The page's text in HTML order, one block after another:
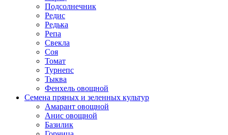
Подсолнечник
Редис
Редька
Репа
Свекла
Соя
Томат
Турнепс
Тыква
Фенхель овощной
Семена пряных и зеленных культур
Амарант овощной
Анис овощной
Базилик